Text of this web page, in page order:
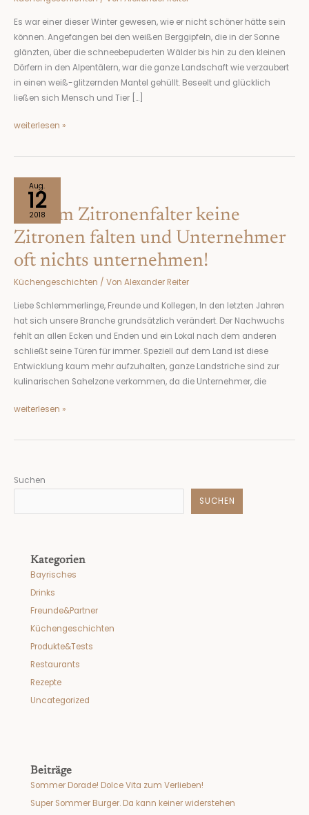
Es war einer dieser Winter gewesen, wie er nicht schöner hätte sein
können. Angefangen bei den weißen Berggipfeln, die in der Sonne
glänzten, über die schneebepuderten Wälder bis hin zu den kleinen
Dörfern in den Alpentälern, war die ganze Landschaft wie verzaubert
in einen weiß-glitzernden Mantel gehüllt. Beseelt und glücklich
ließen sich Mensch und Tier […]
weiterlesen »
Aug.
12
2018
Warum Zitronenfalter keine
Zitronen falten und Unternehmer
oft nichts unternehmen!
Küchengeschichten / Von Alexander Reiter
Liebe Schlemmerlinge, Freunde und Kollegen, In den letzten Jahren
hat sich unsere Branche grundsätzlich verändert. Der Nachwuchs
fehlt an allen Ecken und Enden und ein Lokal nach dem anderen
schließt seine Türen für immer. Speziell auf dem Land ist diese
Entwicklung kaum mehr aufzuhalten, ganze Landstriche sind zur
kulinarischen Sahelzone verkommen, da die Unternehmer, die
Warum
Zitronenfalter
keine
Zitronen
falten
und
nichts
unternehmen!
weiterlesen »
Suchen
SUCHEN
Kategorien
Bayrisches
Drinks
Freunde&Partner
Küchengeschichten
Produkte&Tests
Restaurants
Rezepte
Uncategorized
Beiträge
Sommer Dorade! Dolce Vita zum Verlieben!
Super Sommer Burger. Da kann keiner widerstehen